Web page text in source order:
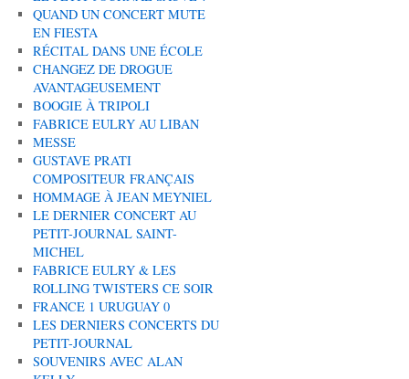
QUAND UN CONCERT MUTE
EN FIESTA
RÉCITAL DANS UNE ÉCOLE
CHANGEZ DE DROGUE
AVANTAGEUSEMENT
BOOGIE À TRIPOLI
FABRICE EULRY AU LIBAN
MESSE
GUSTAVE PRATI
COMPOSITEUR FRANÇAIS
HOMMAGE À JEAN MEYNIEL
LE DERNIER CONCERT AU
PETIT-JOURNAL SAINT-
MICHEL
FABRICE EULRY & LES
ROLLING TWISTERS CE SOIR
FRANCE 1 URUGUAY 0
LES DERNIERS CONCERTS DU
PETIT-JOURNAL
SOUVENIRS AVEC ALAN